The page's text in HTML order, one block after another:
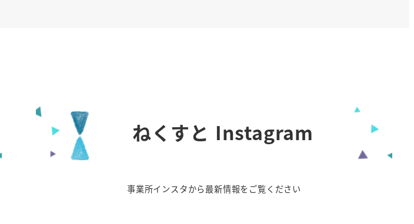
ねくすと Instagram
事業所インスタから最新情報をご覧ください